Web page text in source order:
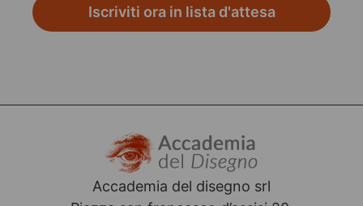
Iscriviti ora in lista d'attesa
Accademia del disegno srl